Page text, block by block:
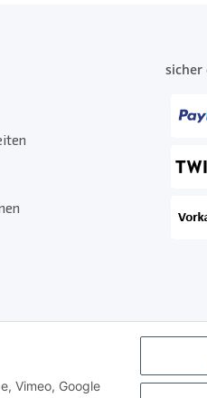
sicher
Vimeo, Google